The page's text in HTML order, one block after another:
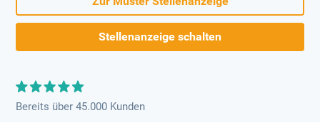
Stellenanzeige schalten
Bereits über 45.000 Kunden